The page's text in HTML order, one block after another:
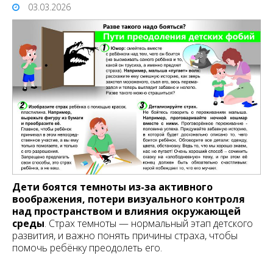
03.03.2026
Дети боятся темноты из-за активного
воображения, потери визуального контроля
над пространством и влияния окружающей
среды. Страх темноты — нормальный этап детского
развития, и важно понять причины страха, чтобы
помочь ребёнку преодолеть его.